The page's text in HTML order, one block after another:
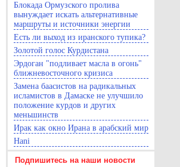
Блокада Ормузского пролива
вынуждает искать альтернативные
маршруты и источники энергии
Есть ли выход из иранского тупика?
Золотой голос Курдистана
Эрдоган "подливает масла в огонь"
ближневосточного кризиса
Замена баасистов на радикальных
исламистов в Дамаске не улучшило
положение курдов и других
меньшинств
Ирак как окно Ирана в арабский мир
Hani
Подпишитесь на наши новости